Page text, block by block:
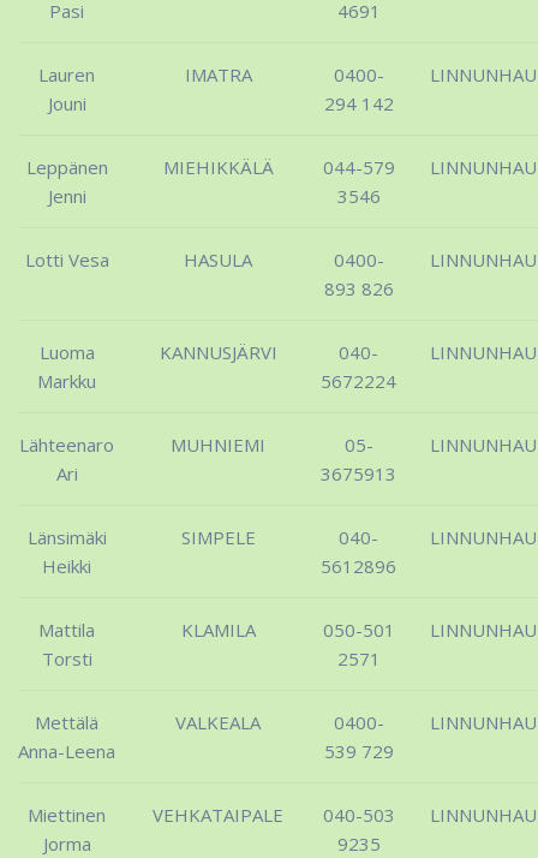
Pasi
4691
Lauren
Jouni
IMATRA
0400-
294 142
Leppänen
Jenni
MIEHIKKÄLÄ
044-579
3546
Lotti Vesa HASULA
0400-
893 826
Luoma
Markku
KANNUSJÄRVI
040-
5672224
Lähteenaro
Ari
MUHNIEMI
05-
3675913
Länsimäki
Heikki
SIMPELE
040-
5612896
Mattila
Torsti
KLAMILA
050-501
2571
Mettälä
Anna-Leena
VALKEALA
0400-
539 729
Miettinen
Jorma
VEHKATAIPALE
040-503
9235